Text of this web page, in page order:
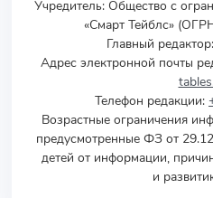
Учредитель: Общество с
«Смарт Тейблс»
Главный
Адрес электронной почты
Телефон редакции:
Возрастные ограничения
предусмотренные ФЗ от
детей от информации,
и